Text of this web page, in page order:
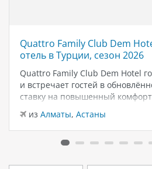
Quattro Family Club Dem
отель в Турции, сезон 2026
Quattro Family Club Dem Hotel
и встречает гостей в
ставку на повышенный
моря. Отель остаётся
кто ищет семейный отель в…
из Алматы, Астаны